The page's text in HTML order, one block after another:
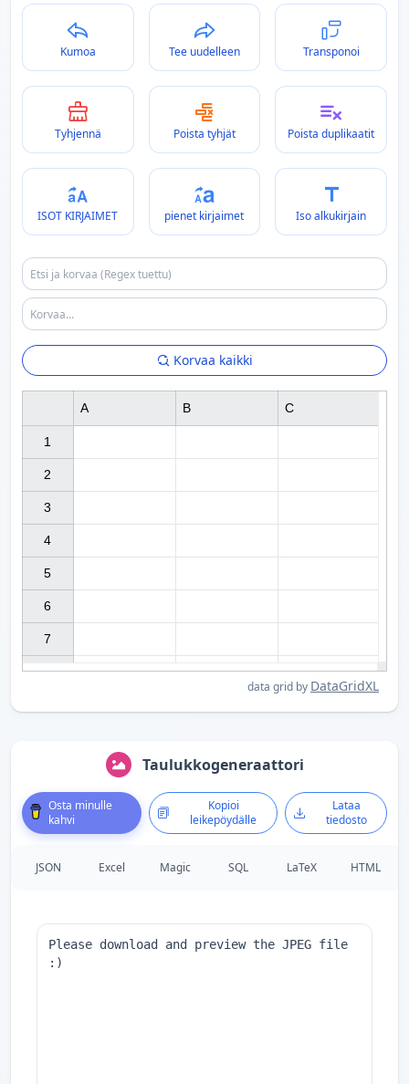
Kumoa Tee uudelleen Transponoi
Tyhjennä Poista tyhjät Poista duplikaatit
ISOT KIRJAIMET pienet kirjaimet Iso alkukirjain
Korvaa kaikki
1
2
3
4
5
6
7
A B C
data grid by DataGridXL
Taulukkogeneraattori
Osta minulle
kahvi
Kopioi
leikepöydälle
Lataa
tiedosto
JSON Excel Magic SQL LaTeX HTML